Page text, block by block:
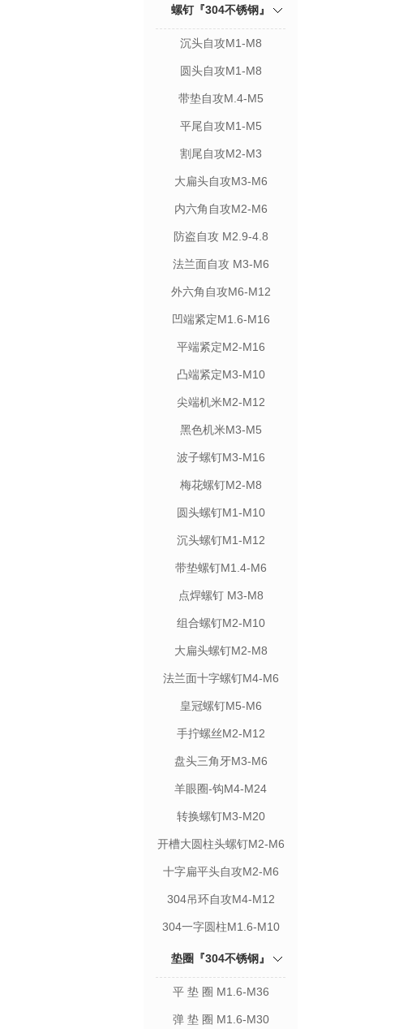
螺钉『304不锈钢』
沉头自攻M1-M8
圆头自攻M1-M8
带垫自攻M.4-M5
平尾自攻M1-M5
割尾自攻M2-M3
大扁头自攻M3-M6
内六角自攻M2-M6
防盗自攻 M2.9-4.8
法兰面自攻 M3-M6
外六角自攻M6-M12
凹端紧定M1.6-M16
平端紧定M2-M16
凸端紧定M3-M10
尖端机米M2-M12
黑色机米M3-M5
波子螺钉M3-M16
梅花螺钉M2-M8
圆头螺钉M1-M10
沉头螺钉M1-M12
带垫螺钉M1.4-M6
点焊螺钉 M3-M8
组合螺钉M2-M10
大扁头螺钉M2-M8
法兰面十字螺钉M4-M6
皇冠螺钉M5-M6
手拧螺丝M2-M12
盘头三角牙M3-M6
羊眼圈-钩M4-M24
转换螺钉M3-M20
开槽大圆柱头螺钉M2-M6
十字扁平头自攻M2-M6
304吊环自攻M4-M12
304一字圆柱M1.6-M10
垫圈『304不锈钢』
平 垫 圈 M1.6-M36
弹 垫 圈 M1.6-M30